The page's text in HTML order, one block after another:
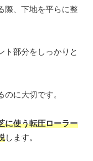
際、下地を平らに整
ト部分をしっかりと
に大切です。
に使う転圧ローラー
します。